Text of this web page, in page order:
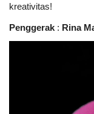
kreativitas!
Penggerak : Rina